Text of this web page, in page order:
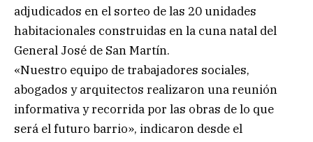
adjudicados en el sorteo de las 20 unidades
habitacionales construidas en la cuna natal del
General José de San Martín.
«Nuestro equipo de trabajadores sociales,
abogados y arquitectos realizaron una reunión
informativa y recorrida por las obras de lo que
será el futuro barrio», indicaron desde el